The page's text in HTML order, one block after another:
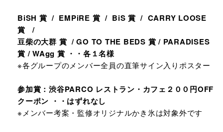
BiSH 賞 / EMPiRE 賞 / BiS 賞 / CARRY LOOSE
賞 /
豆柴の大群 賞 / GO TO THE BEDS 賞 / PARADISES
賞 / WAgg 賞 ・・各１名様
※各グループのメンバー全員の直筆サイン入りポスター
参加賞：渋谷PARCO レストラン・カフェ２００円OFF
クーポン ・・はずれなし
※メンバー考案・監修オリジナルかき氷は対象外です